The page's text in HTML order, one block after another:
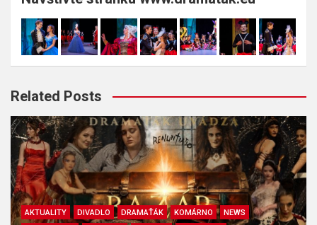
Related Posts
AKTUALITY DIVADLO DRAMAŤÁK KOMÁRNO
NEWS